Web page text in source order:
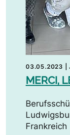
03.05.2023 |
MERCI,
Frankreich